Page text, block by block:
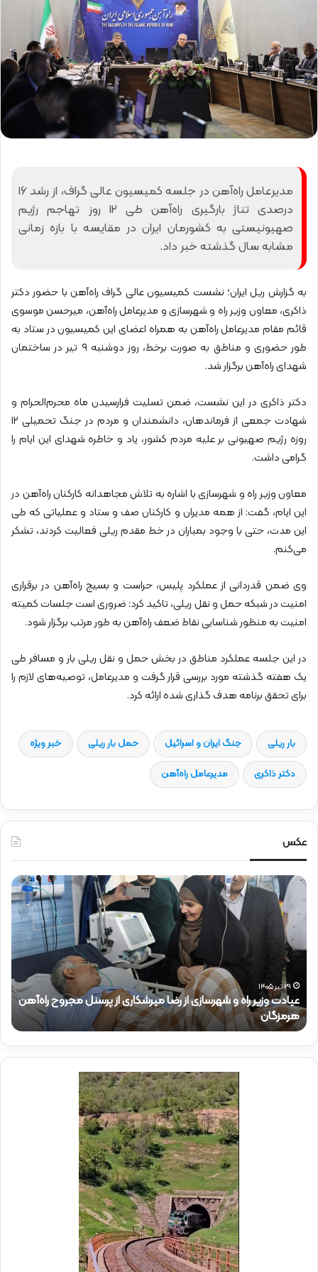
مدیرعامل راه‌آهن در جلسه کمیسیون عالی گراف، از رشد ۱۶
درصدی تناژ بارگیری راه‌آهن طی ۱۲ روز تهاجم رژیم
صهیونیستی به کشورمان ایران در مقایسه با بازه زمانی
مشابه سال گذشته خبر داد.
به گزارش ریل ایران؛ نشست کمیسیون عالی گراف راه‌آهن با حضور دکتر
ذاکری، معاون وزیر راه و شهرسازی و مدیرعامل راه‌آهن، میرحسن موسوی
قائم مقام مدیرعامل راه‌آهن به همراه اعضای این کمیسیون در ستاد به
طور حضوری و مناطق به صورت برخط، روز دوشنبه ۹ تیر در ساختمان
شهدای راه‌آهن برگزار شد.
دکتر ذاکری در این نشست، ضمن تسلیت فرارسیدن ماه محرم‌الحرام و
شهادت جمعی از فرماندهان، دانشمندان و مردم در جنگ تحمیلی ۱۲
روزه رژیم صهیونی بر علیه مردم کشور، یاد و خاطره شهدای این ایام را
گرامی داشت.
معاون وزیر راه و شهرسازی با اشاره به تلاش مجاهدانه کارکنان راه‌آهن در
این ایام، گفت: از همه مدیران و کارکنان صف و ستاد و عملیاتی که طی
این مدت، حتی با وجود بمباران در خط مقدم ریلی فعالیت کردند، تشکر
می‌کنم.
وی ضمن قدردانی از عملکرد پلیس، حراست و بسیج راه‌آهن در برقراری
امنیت در شبکه حمل و نقل ریلی، تاکید کرد: ضروری است جلسات کمیته
امنیت به منظور شناسایی نقاط ضعف راه‌آهن به طور مرتب برگزار شود.
در این جلسه عملکرد مناطق در بخش حمل و نقل ریلی بار و مسافر طی
یک هفته گذشته مورد بررسی قرار گرفت و مدیرعامل، توصیه‌های لازم را
برای تحقق برنامه هدف گذاری شده ارائه کرد.
بار ریلی جنگ ایران و اسرائیل حمل بار ریلی خبر ویژه
دکتر ذاکری مدیرعامل راه‌آهن
عکس
مجروح راه‌آهن
ح
ض
و
ر
د
ک
ت
ر
ذ
ا
ک
ر
ی
د
ر
م
و
ک
ب
ش
ه
د
ا
ی
ر
ا
۱۵ تیر ۱۴۰۵
حضور دکتر ذاکری در موکب شهدای راه‌آهن